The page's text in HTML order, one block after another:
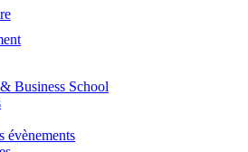
Business School
évènements